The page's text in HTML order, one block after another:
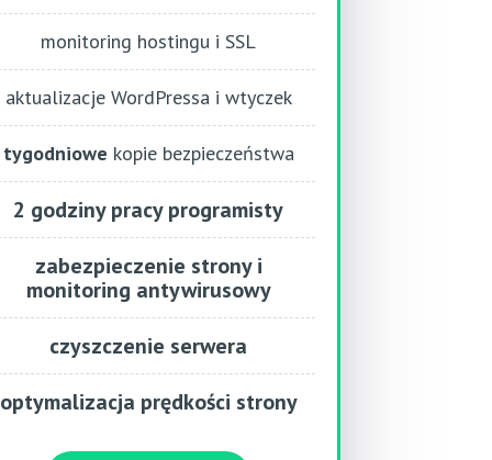
monitoring hostingu i SSL
aktualizacje WordPressa i wtyczek
tygodniowe kopie bezpieczeństwa
2 godziny pracy programisty
zabezpieczenie strony i
monitoring antywirusowy
czyszczenie serwera
optymalizacja prędkości strony